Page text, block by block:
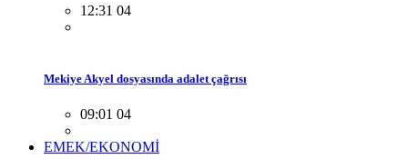
12:31 04
Mekiye Akyel dosyasında adalet çağrısı
09:01 04
EMEK/EKONOMİ